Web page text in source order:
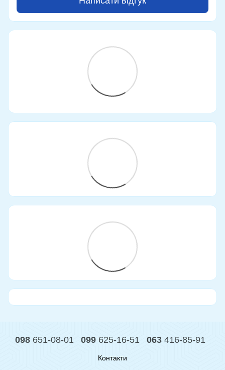
098 651-08-01 099 625-16-51 063 416-85-91
Контакти